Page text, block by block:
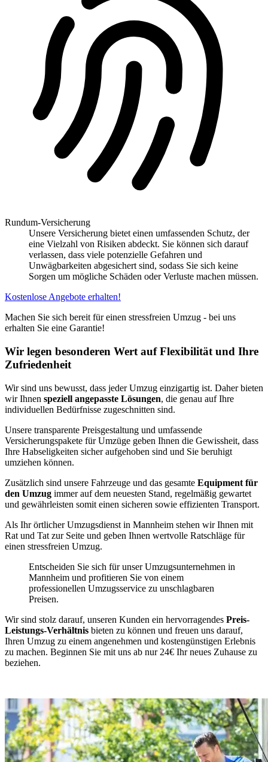
Rundum-Versicherung
Unsere Versicherung bietet einen umfassenden Schutz, der
eine Vielzahl von Risiken abdeckt. Sie können sich darauf
verlassen, dass viele potenzielle Gefahren und
Unwägbarkeiten abgesichert sind, sodass Sie sich keine
Sorgen um mögliche Schäden oder Verluste machen müssen.
Kostenlose Angebote erhalten!
Machen Sie sich bereit für einen stressfreien Umzug - bei uns
erhalten Sie eine Garantie!
Wir legen besonderen Wert auf Flexibilität und Ihre
Zufriedenheit
Wir sind uns bewusst, dass jeder Umzug einzigartig ist. Daher bieten
wir Ihnen speziell angepasste Lösungen, die genau auf Ihre
individuellen Bedürfnisse zugeschnitten sind.
Unsere transparente Preisgestaltung und umfassende
Versicherungspakete für Umzüge geben Ihnen die Gewissheit, dass
Ihre Habseligkeiten sicher aufgehoben sind und Sie beruhigt
umziehen können.
Zusätzlich sind unsere Fahrzeuge und das gesamte Equipment für
den Umzug immer auf dem neuesten Stand, regelmäßig gewartet
und gewährleisten somit einen sicheren sowie effizienten Transport.
Als Ihr örtlicher Umzugsdienst in Mannheim stehen wir Ihnen mit
Rat und Tat zur Seite und geben Ihnen wertvolle Ratschläge für
einen stressfreien Umzug.
Entscheiden Sie sich für unser Umzugsunternehmen in
Mannheim und profitieren Sie von einem
professionellen Umzugsservice zu unschlagbaren
Preisen.
Wir sind stolz darauf, unseren Kunden ein hervorragendes Preis-
Leistungs-Verhältnis bieten zu können und freuen uns darauf,
Ihren Umzug zu einem angenehmen und kostengünstigen Erlebnis
zu machen. Beginnen Sie mit uns ab nur 24€ Ihr neues Zuhause zu
beziehen.